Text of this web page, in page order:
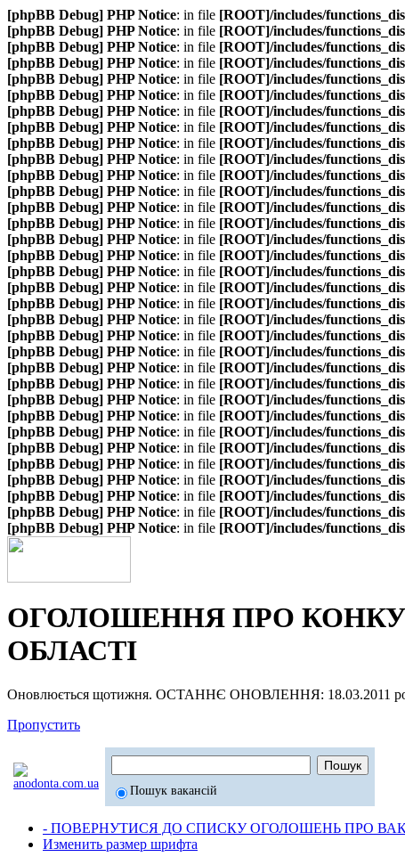
[phpBB Debug] PHP Notice: in file [ROOT]/includes/
[phpBB Debug] PHP Notice: in file [ROOT]/includes/
[phpBB Debug] PHP Notice: in file [ROOT]/includes/
[phpBB Debug] PHP Notice: in file [ROOT]/includes/
[phpBB Debug] PHP Notice: in file [ROOT]/includes/
[phpBB Debug] PHP Notice: in file [ROOT]/includes/
[phpBB Debug] PHP Notice: in file [ROOT]/includes/
[phpBB Debug] PHP Notice: in file [ROOT]/includes/
[phpBB Debug] PHP Notice: in file [ROOT]/includes/
[phpBB Debug] PHP Notice: in file [ROOT]/includes/
[phpBB Debug] PHP Notice: in file [ROOT]/includes/
[phpBB Debug] PHP Notice: in file [ROOT]/includes/
[phpBB Debug] PHP Notice: in file [ROOT]/includes/
[phpBB Debug] PHP Notice: in file [ROOT]/includes/
[phpBB Debug] PHP Notice: in file [ROOT]/includes/
[phpBB Debug] PHP Notice: in file [ROOT]/includes/
[phpBB Debug] PHP Notice: in file [ROOT]/includes/
[phpBB Debug] PHP Notice: in file [ROOT]/includes/
[phpBB Debug] PHP Notice: in file [ROOT]/includes/
[phpBB Debug] PHP Notice: in file [ROOT]/includes/
[phpBB Debug] PHP Notice: in file [ROOT]/includes/
[phpBB Debug] PHP Notice: in file [ROOT]/includes/
[phpBB Debug] PHP Notice: in file [ROOT]/includes/
[phpBB Debug] PHP Notice: in file [ROOT]/includes/
[phpBB Debug] PHP Notice: in file [ROOT]/includes/
[phpBB Debug] PHP Notice: in file [ROOT]/includes/
[phpBB Debug] PHP Notice: in file [ROOT]/includes/
[phpBB Debug] PHP Notice: in file [ROOT]/includes/
[phpBB Debug] PHP Notice: in file [ROOT]/includes/
[phpBB Debug] PHP Notice: in file [ROOT]/includes/
[phpBB Debug] PHP Notice: in file [ROOT]/includes/
[phpBB Debug] PHP Notice: in file [ROOT]/includes/
[phpBB Debug] PHP Notice: in file [ROOT]/includes/
ОГОЛОШЕННЯ ПРО
ОБЛАСТІ
Оновлюється щотижня. ОСТАННЄ ОНОВЛЕННЯ: 18.03.2011
Пропустить
Пошук вакансій
- ПОВЕРНУТИСЯ ДО СПИСКУ ОГОЛОШЕНЬ ПРО
Изменить размер шрифта